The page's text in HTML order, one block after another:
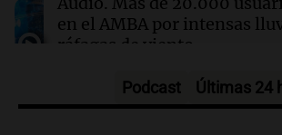
desaparición de Loan Danilo
en el AMBA por intensas
ráfagas de viento
Audio.Jesús María
Podcast Últimas 24